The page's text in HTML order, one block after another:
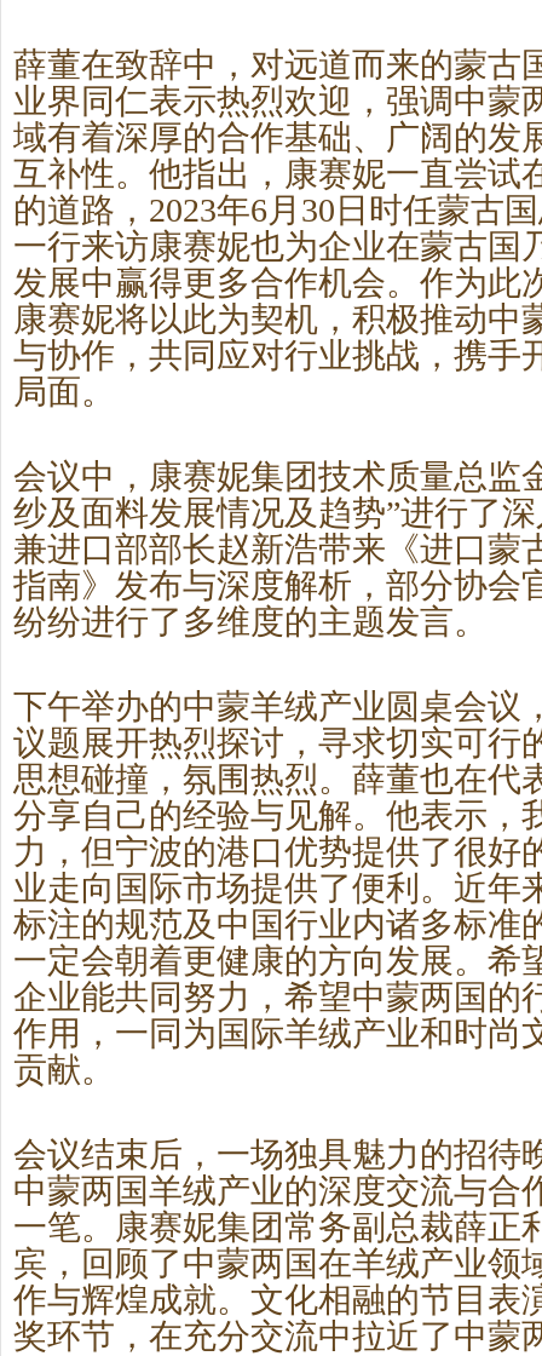
薛董在致辞中， 对远道而来的蒙古
业界同仁表示热烈欢迎，强调中蒙
域有着深厚的合作基础、 广阔的发
互补性。他指出，康赛妮一直尝试
的道路， 2023年6月30日时任蒙古
一行来访康赛妮也为企业在蒙古国
发展中赢得更多合作机会。作为此
康赛妮将以此为契机，积极推动中
与协作，共同应对行业挑战，携手
局面。
会议中，康赛妮集团技术质量总监
纱及面料发展情况及趋势”进行了
兼进口部部长赵新浩带来《进口蒙
指南》发布与深度解析 ， 部分协会
纷纷进行了多维度的主题发言。
下午举办的中蒙羊绒产业圆桌会议
议题展开热烈探讨，寻求切实可行
思想碰撞，氛围热烈。 薛董也在代
分享自己的经验与见解。他表示 ，
力，但宁波的港口优势提供了很好
业走向国际市场提供了便利。 近年
标注的规范及中国行业内诸多标准
一定会朝着更健康的方向发展。希
企业能共同努力，希望中蒙两国的
作用，一同为国际羊绒产业和时尚
贡献。
会议结束后， 一场独具魅力的招待
中蒙两国羊绒产业的深度交流与合
一笔。 康赛妮集团常务副总裁薛正
宾，回顾了中蒙两国在羊绒产业领
作与辉煌成就。 文化相融的节目表
奖环节，在充分交流中拉近了中蒙